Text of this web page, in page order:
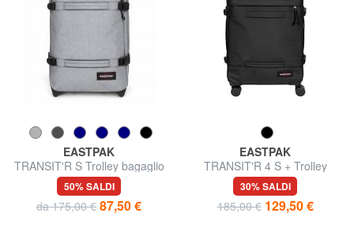
EASTPAK
TRANSIT'R S Trolley bagaglio
a mano
50% SALDI
da 175,00 € 87,50 €
EASTPAK
TRANSIT'R 4 S + Trolley
Bagaglio a Mano
30% SALDI
185,00 € 129,50 €